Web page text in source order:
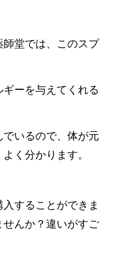
堂では、このスプ
ーを与えてくれる
いるので、体が元
く分かります。
することができま
んか？違いがすご